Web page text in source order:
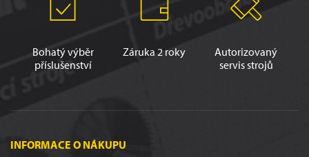
Bohatý výběr
příslušenství
Záruka 2 roky
Autorizovaný
servis strojů
INFORMACE O NÁKUPU